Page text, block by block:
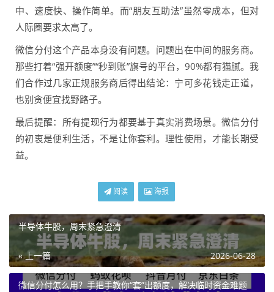
中、速度快、操作简单。而“朋友互助法”虽然零成本，但对
人际圈要求太高了。
微信分付这个产品本身没有问题。问题出在中间的服务商。
那些打着“强开额度”“秒到账”旗号的平台，90%都有猫腻。我
们合作过几家正规服务商后得出结论：宁可多花钱走正道，
也别贪便宜找野路子。
最后提醒：所有提现行为都要基于真实消费场景。微信分付
的初衷是便利生活，不是让你套利。理性使用，才能长期受
益。
阅读 海报
半导体牛股，周末紧急澄清
« 上一篇 2026-06-28
微信分付怎么用？手把手教你“套”出额度，解决临时资金难题